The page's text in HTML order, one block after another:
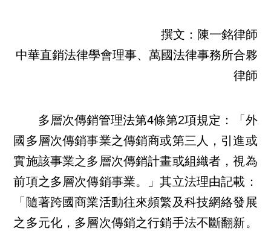
撰文：陳一銘律師
中華直銷法律學會理事、萬國法律事務所合夥
律師
多層次傳銷管理法第4條第2項規定：「外
國多層次傳銷事業之傳銷商或第三人，引進或
實施該事業之多層次傳銷計畫或組織者，視為
前項之多層次傳銷事業。」其立法理由記載：
「隨著跨國商業活動往來頻繁及科技網絡發展
之多元化，多層次傳銷之行銷手法不斷翻新。